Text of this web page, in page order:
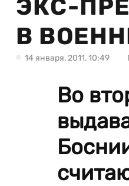
ЭКС-
В
14 января, 2011, 10:49
Во